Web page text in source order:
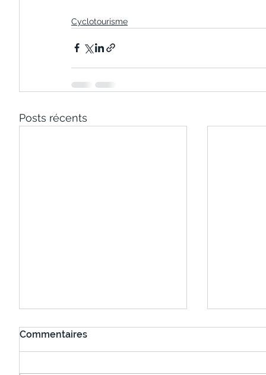
Cyclotourisme
Posts récents
Commentaires